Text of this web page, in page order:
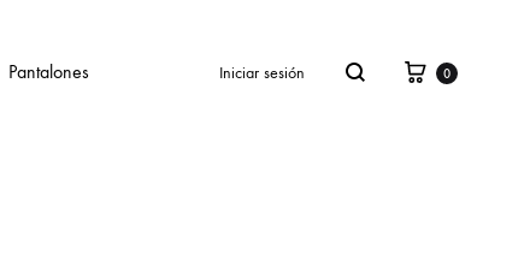
Pantalones Iniciar sesión Buscar Cesta
0